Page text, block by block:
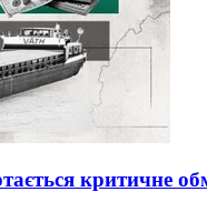
критичне